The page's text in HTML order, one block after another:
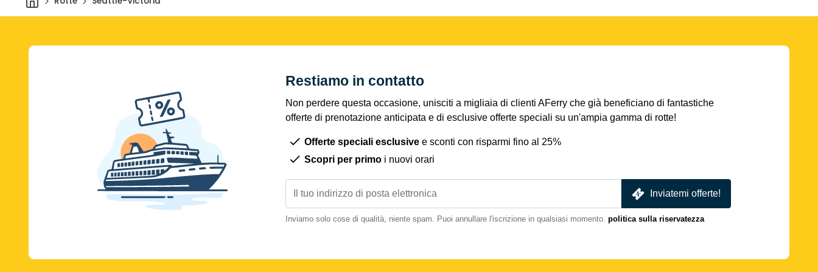
Restiamo in contatto
Non perdere questa occasione, unisciti a migliaia di clienti AFerry che già beneficiano di fantastiche
offerte di prenotazione anticipata e di esclusive offerte speciali su un'ampia gamma di rotte!
Offerte speciali esclusive e sconti con risparmi fino al 25%
Scopri per primo i nuovi orari
Inviatemi offerte!
Inviamo solo cose di qualità, niente spam. Puoi annullare l'iscrizione in qualsiasi momento. politica sulla riservatezza